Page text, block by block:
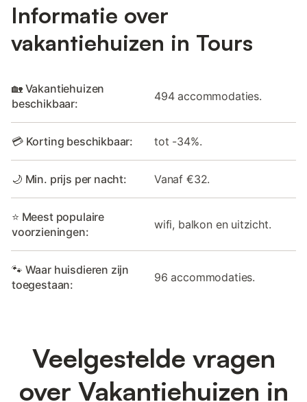
Informatie over
vakantiehuizen in Tours
🏡 Vakantiehuizen
beschikbaar:
494 accommodaties.
💳 Korting beschikbaar: tot -34%.
🌙 Min. prijs per nacht: Vanaf €32.
⭐ Meest populaire
voorzieningen:
wifi, balkon en uitzicht.
🐾 Waar huisdieren zijn
toegestaan:
96 accommodaties.
Veelgestelde vragen
over Vakantiehuizen in